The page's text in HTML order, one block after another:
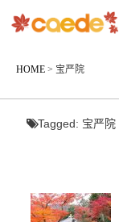
HOME > 宝严院
Tagged: 宝严院